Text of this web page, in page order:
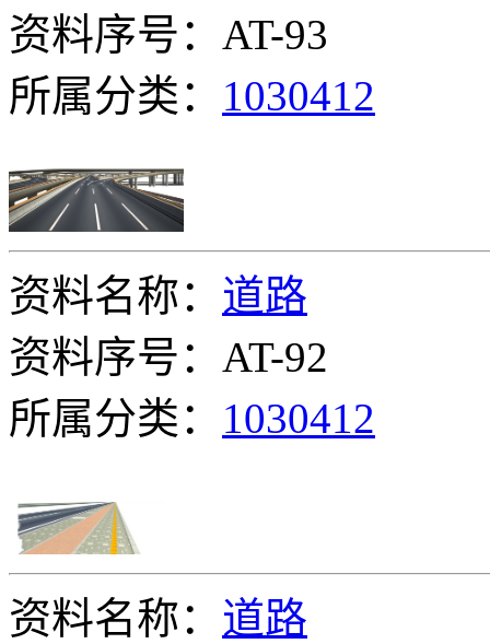
资料序号：AT-93
所属分类： 1030412
资料名称： 道路
资料序号：AT-92
所属分类： 1030412
资料名称： 道路